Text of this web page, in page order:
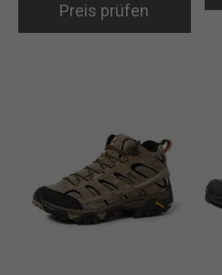
Preis prüfen